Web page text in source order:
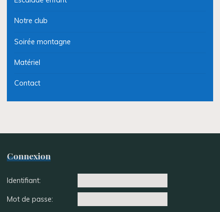
Notre club
Soirée montagne
Matériel
Contact
Connexion
Identifiant:
Mot de passe: